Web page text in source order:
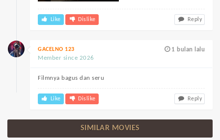
Like Dislike Reply
1 bulan lalu
GACELNO 123
Member since 2026
Filmnya bagus dan seru
Like Dislike Reply
SIMILAR MOVIES